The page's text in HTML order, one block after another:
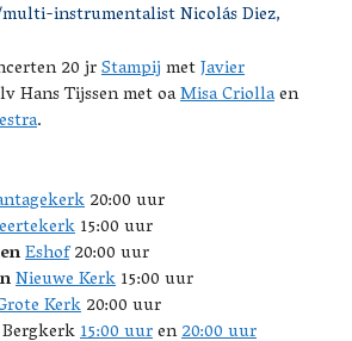
instrumentalist Nicolás Diez,
20 jrStampijmetJavier
Hans Tijssen met oaMisa Criollaen
.
20:00 uur
15:00 uur
Eshof20:00 uur
Nieuwe Kerk15:00 uur
Kerk20:00 uur
Bergkerk15:00 uuren20:00 uur